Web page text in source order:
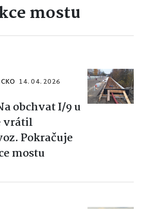
mostu
14. 04. 2026
obchvat I/9 u
vrátil
Pokračuje
mostu